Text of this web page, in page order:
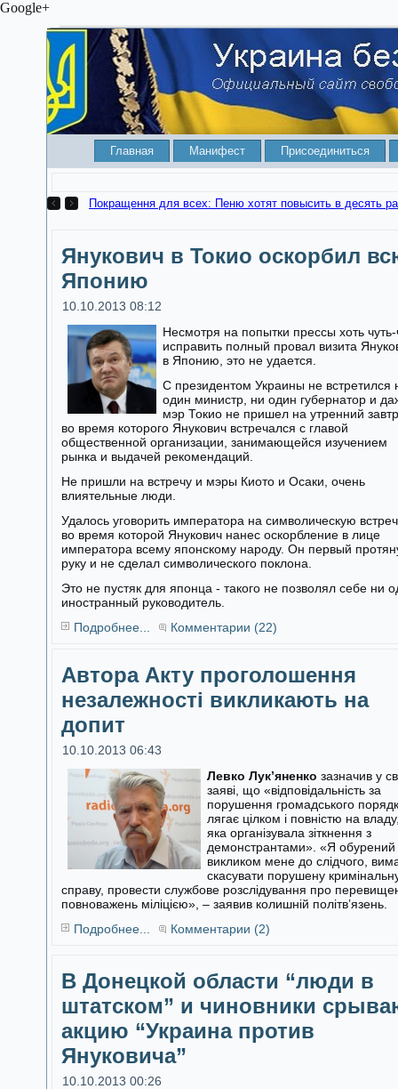
Google+
Главная Манифест Присоединиться
Покращення для всех: Пеню хотят повысить в десять
Янукович в Токио оскорбил
Японию
10.10.2013 08:12
Несмотря на попытки прессы хоть чуть-
исправить полный провал визита
в Японию, это не удается.
С президентом Украины не встретился
один министр, ни один губернатор и
мэр Токио не пришел на утренний
во время которого Янукович встречался с главой
общественной организации, занимающейся изучением
рынка и выдачей рекомендаций.
Не пришли на встречу и мэры Киото и Осаки, очень
влиятельные люди.
Удалось уговорить императора на символическую
во время которой Янукович нанес оскорбление в лице
императора всему японскому народу. Он первый
руку и не сделал символического поклона.
Это не пустяк для японца - такого не позволял себе ни
иностранный руководитель.
Подробнее...
Комментарии (22)
Автора Акту проголошення
незалежності викликають на
допит
10.10.2013 06:43
Левко Лук’яненко зазначив у
заяві, що «відповідальність за
порушення громадського
лягає цілком і повністю на
яка організувала зіткнення з
демонстрантами». «Я обурений
викликом мене до слідчого,
скасувати порушену
справу, провести службове розслідування про
повноважень міліцією», – заявив колишній політв’язень.
Подробнее...
Комментарии (2)
В Донецкой области “люди в
штатском” и чиновники
акцию “Украина против
Януковича”
10.10.2013 00:26